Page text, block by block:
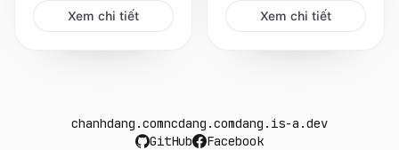
Xem chi tiết Xem chi tiết
chanhdang.comncdang.comdang.is-a.dev
GitHub
Facebook